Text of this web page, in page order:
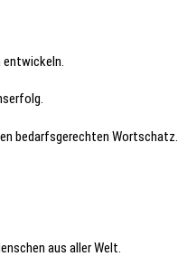
bedarfsgerechten Wortschatz.
aus aller Welt.